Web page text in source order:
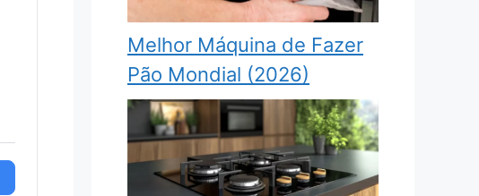
Melhor Máquina de Fazer
Pão Mondial (2026)